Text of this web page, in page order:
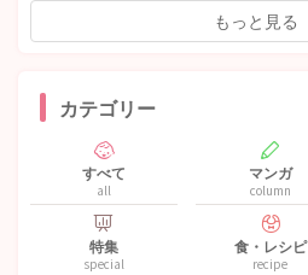
もっと見る
カテゴリー
すべて
all
マンガ
column
特集
special
食・レシピ
recipe